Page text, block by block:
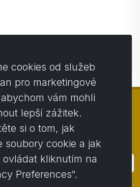
2014 - 2026Activstar
cookies od služeb
pro marketingové
vám mohli
lepší zážitek.
si o tom, jak
soubory cookie a jak
ovládat kliknutím na
Preferences“.